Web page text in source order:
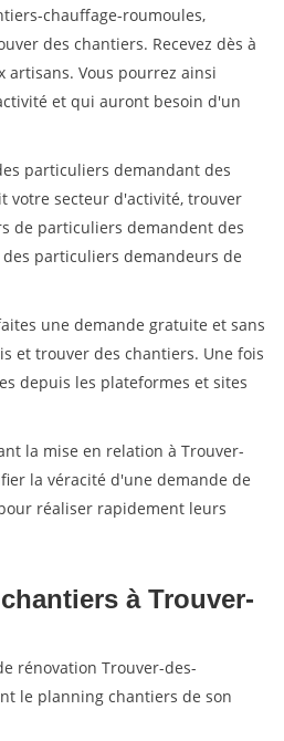
chauffage-roumoules,
des chantiers. Recevez dès à
artisans. Vous pourrez ainsi
et qui auront besoin d'un
particuliers demandant des
votre secteur d'activité, trouver
de particuliers demandent des
particuliers demandeurs de
une demande gratuite et sans
et trouver des chantiers. Une fois
depuis les plateformes et sites
la mise en relation à Trouver-
la véracité d'une demande de
réaliser rapidement leurs
à Trouver-
rénovation Trouver-des-
le planning chantiers de son